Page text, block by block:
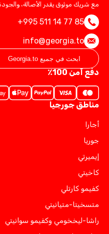
مع شريك موثوق يقدر الأصالة،
+995 511 14 77 85
info@georgia.to
دفع آمن 100٪
مناطق جورجيا
أجارا
جوريا
إيميرتي
كاخيتي
كفيمو كارتلي
متسخيتا-متيانيتي
راشا-ليخخومي وكفيمو سوانيتي